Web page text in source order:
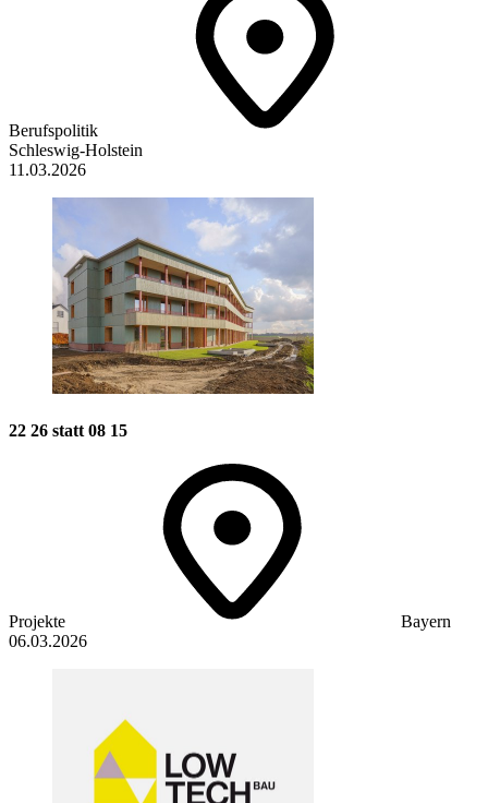
Berufspolitik
Schleswig-Holstein
11.03.2026
22 26 statt 08 15
Projekte
Bayern
06.03.2026